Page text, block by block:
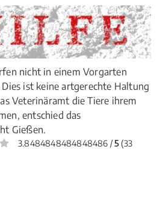
nicht in einem Vorgarten
ist keine artgerechte Haltung
Veterinäramt die Tiere ihrem
entschied das
Gießen.
3.8484848484848486 /5(33